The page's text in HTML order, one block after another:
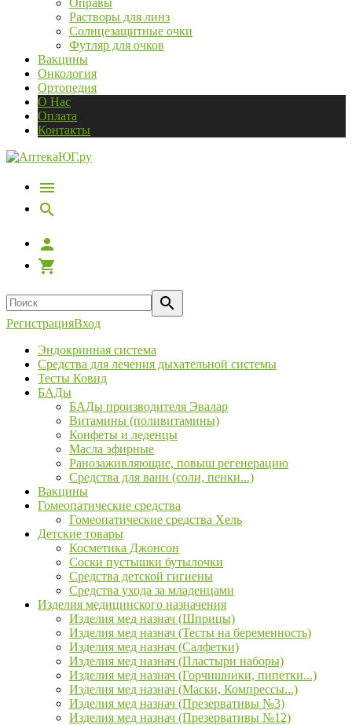
Оправы
Растворы для линз
Солнцезащитные очки
Футляр для очков
Вакцины
Онкология
Ортопедия
О Нас
Оплата
Контакты
РегистрацияВход
Эндокринная система
Средства для лечения дыхательной системы
Тесты Ковид
БАДы
БАДы производителя Эвалар
Витамины (поливитамины)
Конфеты и леденцы
Масла эфирные
Ранозаживляющие, повыш регенерацию
Средства для ванн (соли, пенки...)
Вакцины
Гомеопатические средства
Гомеопатические средства Хель
Детские товары
Косметика Джонсон
Соски пустышки бутылочки
Средства детской гигиены
Средства ухода за младенцами
Изделия медицинского назначения
Изделия мед назнач (Шприцы)
Изделия мед назнач (Тесты на беременность)
Изделия мед назнач (Салфетки)
Изделия мед назнач (Пластыри наборы)
Изделия мед назнач (Горчишники, пипетки...)
Изделия мед назнач (Маски, Компрессы...)
Изделия мед назнач (Презервативы №3)
Изделия мед назнач (Презервативы №12)